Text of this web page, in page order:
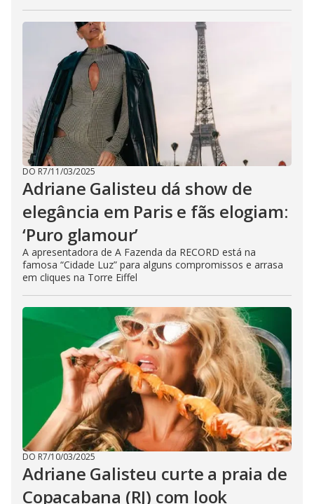
DO R7/11/03/2025
Adriane Galisteu dá show de
elegância em Paris e fãs elogiam:
‘Puro glamour’
A apresentadora de A Fazenda da RECORD está na
famosa “Cidade Luz” para alguns compromissos e arrasa
em cliques na Torre Eiffel
DO R7/10/03/2025
Adriane Galisteu curte a praia de
Copacabana (RJ) com look